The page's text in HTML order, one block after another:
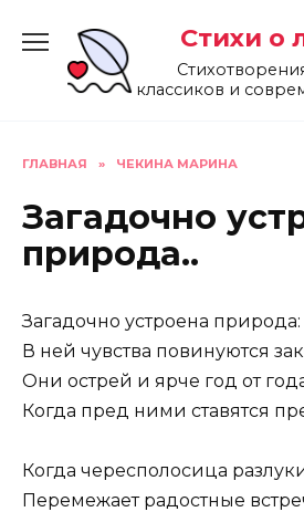
содержанию
Стихи о
классиков и
ГЛАВНАЯ » ЧЕКИНА МАРИНА
Загадочно
природа..
Загадочно устроена природа:
В ней чувства повинуются
Они острей и ярче год от
Когда пред ними ставятся
Когда чересполосица
Перемежает радостные